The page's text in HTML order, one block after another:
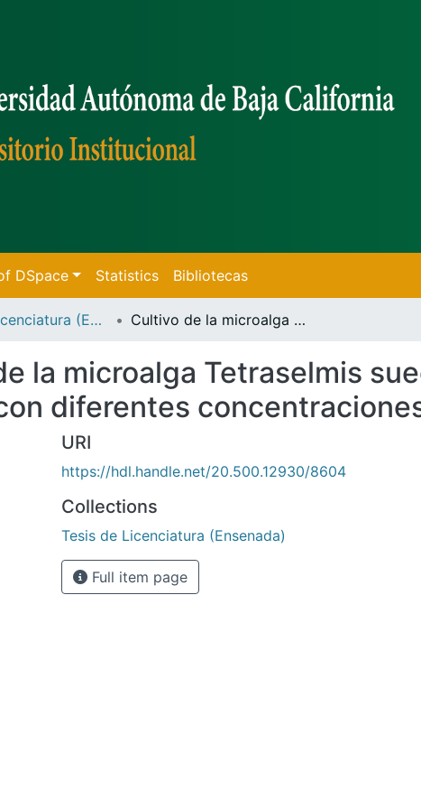
DSpace Statistics Bibliotecas
Tesis de Licenciatura (Ensenada) Cultivo de la microalga Tetraselmis suecica Kylin (1935) Butcher alimentada con diferentes concentraciones de nitrógeno /
la microalga Tetraselmis
diferentes
URI
https://hdl.handle.net/20.500.12930/8604
Collections
Tesis de Licenciatura (Ensenada)
Full item page